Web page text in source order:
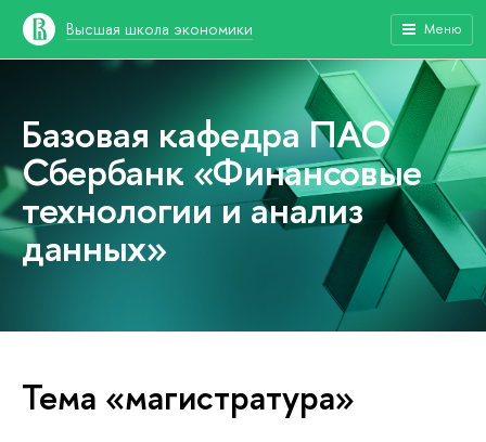
Высшая школа экономики Меню
Базовая кафедра ПАО
Сбербанк «Финансовые
технологии и анализ
данных»
Тема «магистратура»